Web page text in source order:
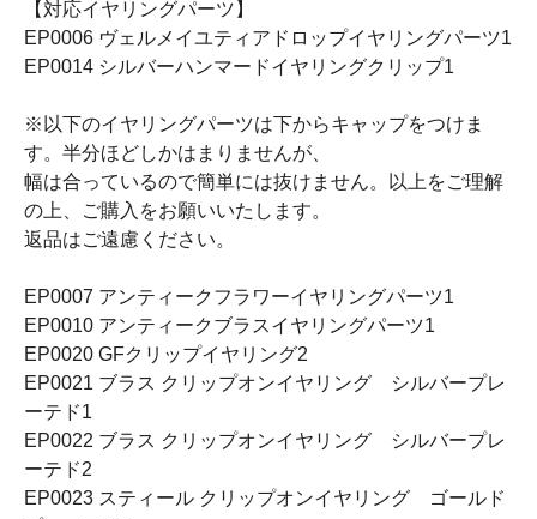
【対応イヤリングパーツ】
EP0006 ヴェルメイユティアドロップイヤリングパーツ1
EP0014 シルバーハンマードイヤリングクリップ1
※以下のイヤリングパーツは下からキャップをつけま
す。半分ほどしかはまりませんが、
幅は合っているので簡単には抜けません。以上をご理解
の上、ご購入をお願いいたします。
返品はご遠慮ください。
EP0007 アンティークフラワーイヤリングパーツ1
EP0010 アンティークブラスイヤリングパーツ1
EP0020 GFクリップイヤリング2
EP0021 ブラス クリップオンイヤリング シルバープレ
ーテド1
EP0022 ブラス クリップオンイヤリング シルバープレ
ーテド2
EP0023 スティール クリップオンイヤリング ゴールド